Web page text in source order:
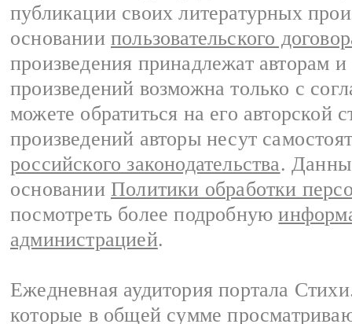
публикации своих литературных
основании пользовательского
произведения принадлежат авторам
произведений возможна только с
можете обратиться на его авторской
произведений авторы несут
российского законодательства.
основании Политики обработки
посмотреть более подробную
администрацией.
Ежедневная аудитория портала
которые в общей сумме